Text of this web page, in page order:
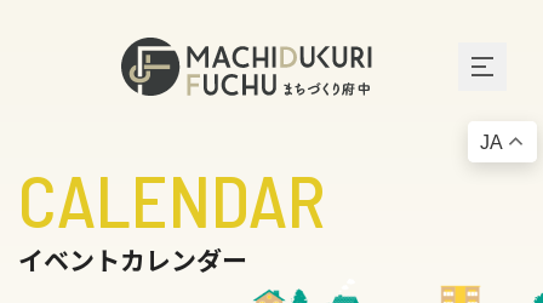
CALENDAR
イベントカレンダー
JA